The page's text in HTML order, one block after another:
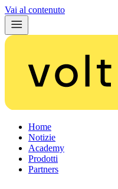
Vai al contenuto
Home
Notizie
Academy
Prodotti
Partners